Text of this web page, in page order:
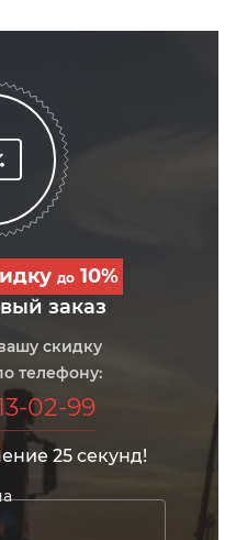
до10%
заказ
скидку
телефону:
02-99
25 секунд!